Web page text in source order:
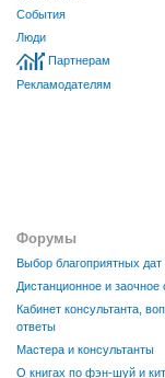
События
Люди
Партнерам
Рекламодателям
Форумы
Выбор благоприятных дат
Дистанционное и заочное
Кабинет консультанта,
ответы
Мастера и консультанты
О книгах по фэн-шуй и